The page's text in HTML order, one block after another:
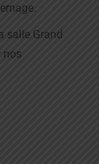
salle Grand
nos